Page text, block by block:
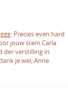
Precies even hard
jouw stem Carla
der verstilling in
je wel, Anne